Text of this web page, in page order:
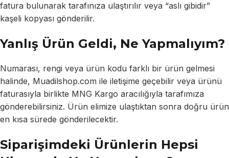
fatura bulunarak tarafınıza ulaştırılır veya “aslı gibidir”
kaşeli kopyası gönderilir.
Yanlış Ürün Geldi, Ne Yapmalıyım?
Numarası, rengi veya ürün kodu farklı bir ürün gelmesi
halinde, Muadilshop.com ile iletişime geçebilir veya ürünü
faturasıyla birlikte MNG Kargo aracılığıyla tarafımıza
gönderebilirsiniz. Ürün elimize ulaştıktan sonra doğru ürün
en kısa sürede gönderilecektir.
Siparişimdeki Ürünlerin Hepsi